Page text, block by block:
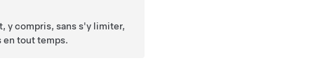
y compris, sans s'y limiter,
tout temps.